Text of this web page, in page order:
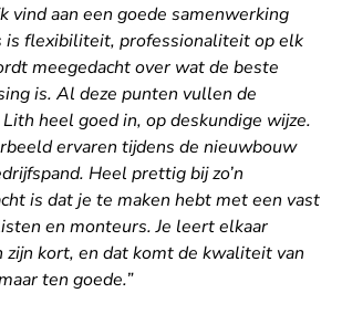
vind aan een goede samenwerking
is flexibiliteit, professionaliteit op elk
meegedacht over wat de beste
is. Al deze punten vullen de
heel goed in, op deskundige wijze.
ervaren tijdens de nieuwbouw
Heel prettig bij zo’n
is dat je te maken hebt met een vast
en monteurs. Je leert elkaar
zijn kort, en dat komt de kwaliteit van
ten goede.”